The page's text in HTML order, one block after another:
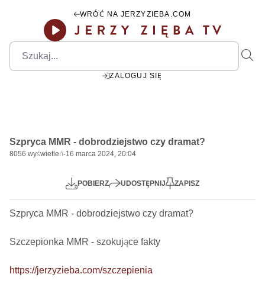
WRÓĆ NA JERZYZIEBA.COM
ZALOGUJ SIĘ
Szpryca MMR - dobrodziejstwo czy dramat?
8056 wyświetleń-16 marca 2024, 20:04
POBIERZ UDOSTĘPNIJ ZAPISZ
Szpryca MMR - dobrodziejstwo czy dramat?
Szczepionka MMR - szokujące fakty
https://jerzyzieba.com/szczepienia